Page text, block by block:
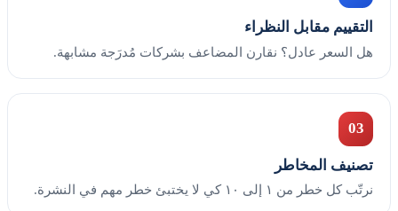
التقييم مقابل النظراء
هل السعر عادل؟ نقارن المضاعف بشركات مُدرَجة مشابهة.
03
تصنيف المخاطر
نرتّب كل خطر من ١ إلى ١٠ كي لا يختبئ خطر مهم في النشرة.